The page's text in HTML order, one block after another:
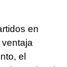
en
el